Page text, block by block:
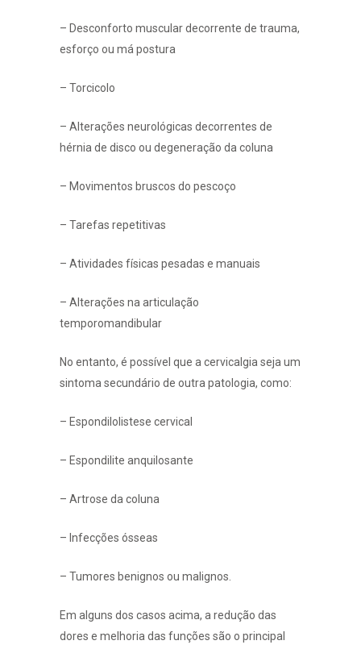
– Desconforto muscular decorrente de trauma,
esforço ou má postura
– Torcicolo
– Alterações neurológicas decorrentes de
hérnia de disco ou degeneração da coluna
– Movimentos bruscos do pescoço
– Tarefas repetitivas
– Atividades físicas pesadas e manuais
– Alterações na articulação
temporomandibular
No entanto, é possível que a cervicalgia seja um
sintoma secundário de outra patologia, como:
– Espondilolistese cervical
– Espondilite anquilosante
– Artrose da coluna
– Infecções ósseas
– Tumores benignos ou malignos.
Em alguns dos casos acima, a redução das
dores e melhoria das funções são o principal